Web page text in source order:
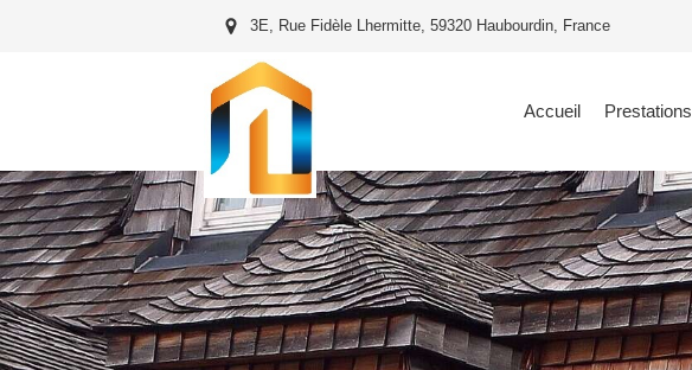
3E, Rue Fidèle Lhermitte, 59320 Haubourdin, France
Accueil Prestations